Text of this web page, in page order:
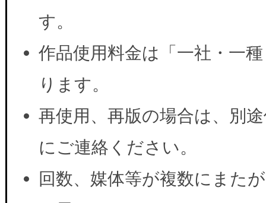
す。
作品使用料金は「一社・一
ります。
再使用、再版の場合は、別
にご連絡ください。
回数、媒体等が複数にまた